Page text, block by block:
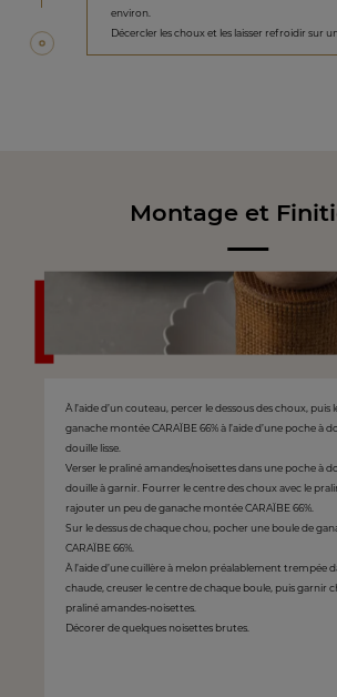
environ.
Décercler les choux et les laisser refroidir sur
Montage et
À l’aide d’un couteau, percer le dessous des choux, puis
ganache montée CARAÏBE 66% à l’aide d’une poche à
douille lisse.
Verser le praliné amandes/noisettes dans une poche à
douille à garnir. Fourrer le centre des choux avec le
rajouter un peu de ganache montée CARAÏBE 66%.
Sur le dessus de chaque chou, pocher une boule de
CARAÏBE 66%.
À l’aide d’une cuillère à melon préalablement trempée
chaude, creuser le centre de chaque boule, puis garnir
praliné amandes-noisettes.
Décorer de quelques noisettes brutes.